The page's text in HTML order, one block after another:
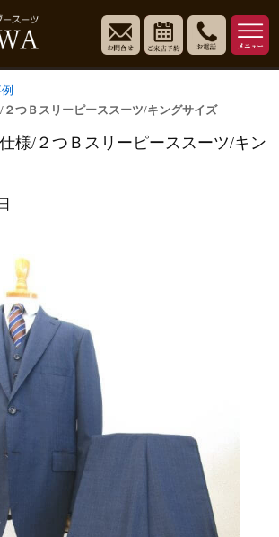
つＢスリーピーススーツ/キングサイズ
様/２つＢスリーピーススーツ/キン